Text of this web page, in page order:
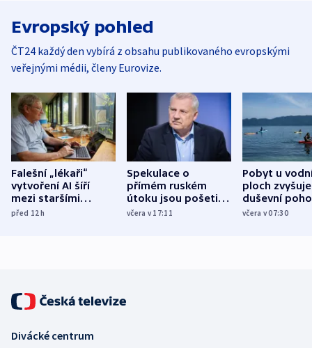
Evropský pohled
ČT24 každý den vybírá z obsahu publikovaného evropskými
veřejnými médii, členy Eurovize.
Falešní „lékaři“
vytvoření AI šíří
mezi staršími
Poláky nebezpečné
před 12h
Spekulace o
přímém ruském
útoku jsou pošetilé,
míní estonský
včera v 17:11
Pobyt u
ploch zvyšuje
duševní
ukázala
včera v 07:30
Divácké centrum